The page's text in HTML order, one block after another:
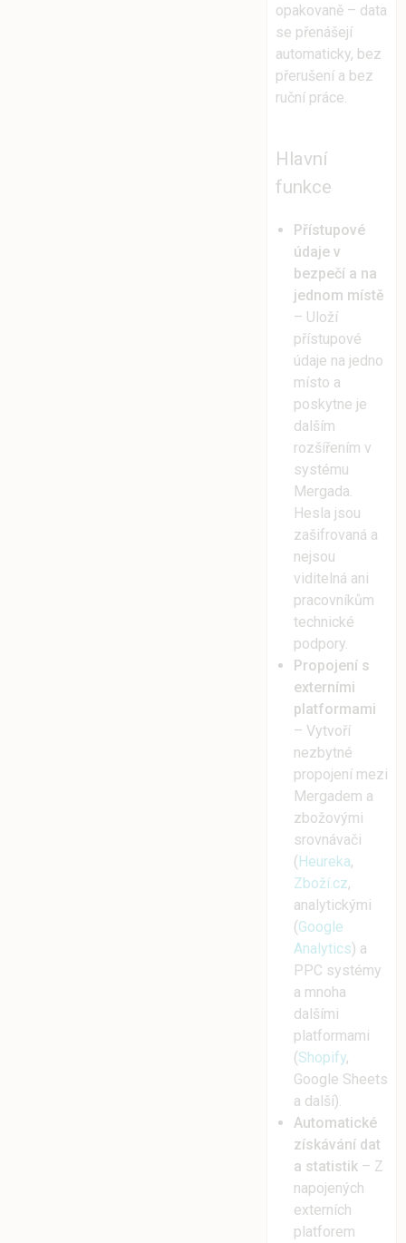
opakovaně – data
se přenášejí
automaticky, bez
přerušení a bez
ruční práce.
Hlavní
funkce
Přístupové
údaje v
bezpečí a na
jednom místě
– Uloží
přístupové
údaje na jedno
místo a
poskytne je
dalším
rozšířením v
systému
Mergada.
Hesla jsou
zašifrovaná a
nejsou
viditelná ani
pracovníkům
technické
podpory.
Propojení s
externími
platformami
– Vytvoří
nezbytné
propojení mezi
Mergadem a
zbožovými
srovnávači
(Heureka,
Zboží.cz,
analytickými
(Google
Analytics) a
PPC systémy
a mnoha
dalšími
platformami
(Shopify,
Google Sheets
a další).
Automatické
získávání dat
a statistik – Z
napojených
externích
platforem